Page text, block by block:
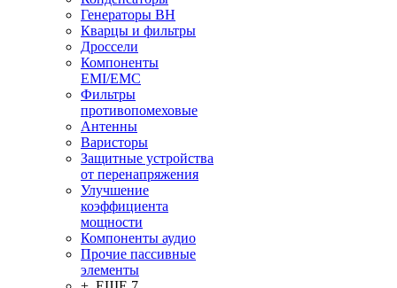
Генераторы ВН
Кварцы и фильтры
Дроссели
Компоненты
EMI/EMC
Фильтры
противопомеховые
Антенны
Варисторы
Защитные устройства
от перенапряжения
Улучшение
коэффициента
мощности
Компоненты аудио
Прочие пассивные
элементы